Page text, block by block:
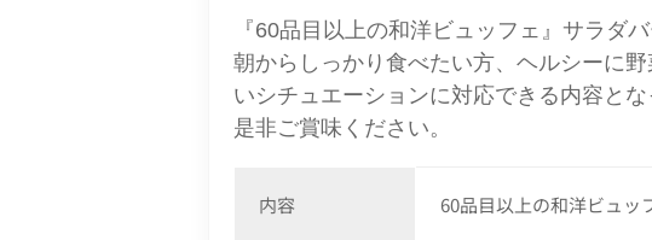
『60品目以上の和洋ビュッフェ』サラダ
朝からしっかり食べたい方、ヘルシーに
いシチュエーションに対応できる内容とな
是非ご賞味ください。
内容 60品目以上の和洋ビュッ